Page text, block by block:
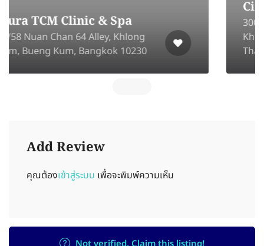
300/167-168 Phahon Yothin 87, Khu
Khot, Lam Luk Ka District, Pathum
Thani 12130
Add Review
คุณต้องเข้าสู่ระบบ เพื่อจะพิมพ์ความเห็น